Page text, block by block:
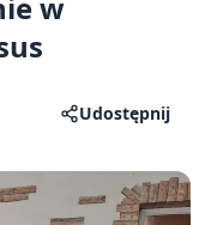
Udostępnij